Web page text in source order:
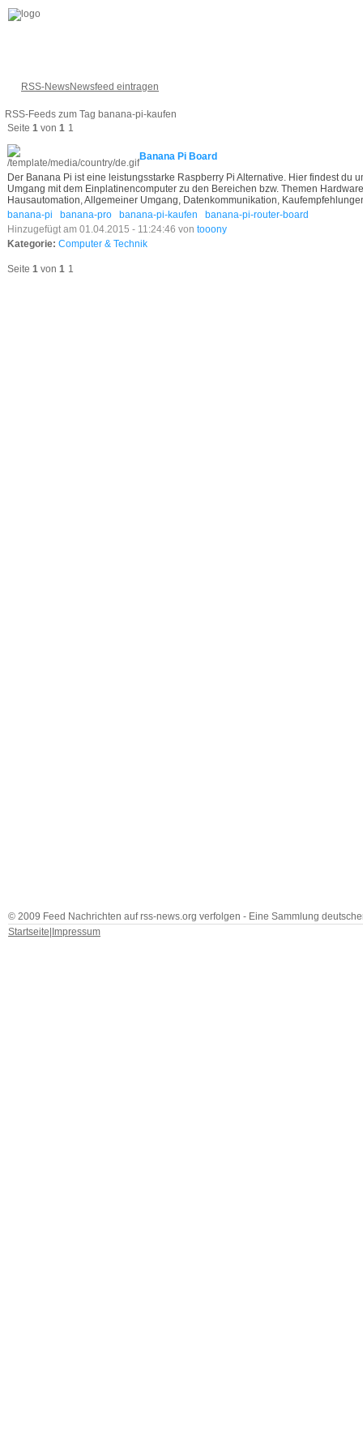
RSS-NewsNewsfeed eintragen
RSS-Feeds zum Tag banana-pi-kaufen
Seite 1 von 1 1
Banana Pi Board
Der Banana Pi ist eine leistungsstarke Raspberry Pi Alternative. Hier findest du
Umgang mit dem Einplatinencomputer zu den Bereichen bzw. Themen
Hausautomation, Allgemeiner Umgang, Datenkommunikation,
banana-pi
banana-pro banana-pi-kaufen
banana-pi-router-board
Hinzugefügt am 01.04.2015 - 11:24:46 von tooony
Kategorie: Computer & Technik
Seite 1 von 1 1
© 2009 Feed Nachrichten auf rss-news.org verfolgen - Eine Sammlung
Startseite Impressum